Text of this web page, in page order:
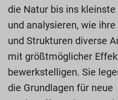
die Natur bis ins kleinste
und analysieren, wie
und Strukturen diverse
mit größtmöglicher
bewerkstelligen. Sie
die Grundlagen für neue